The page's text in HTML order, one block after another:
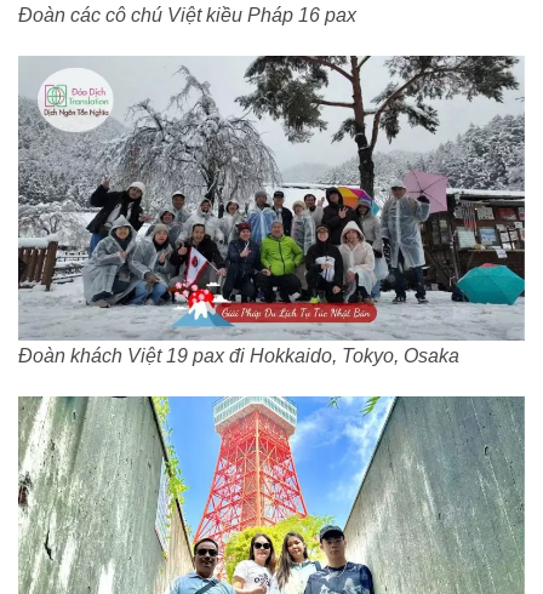
Đoàn các cô chú Việt kiều Pháp 16 pax
Đoàn khách Việt 19 pax đi Hokkaido, Tokyo, Osaka